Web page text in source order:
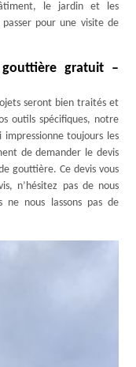
le jardin et les
pour une visite de
gratuit –
seront bien traités et
outils spécifiques, notre
toujours les
de demander le devis
gouttière. Ce devis vous
n’hésitez pas de nous
nous lassons pas de